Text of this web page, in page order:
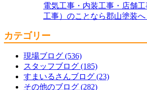
電気工事・内装工事・店舗
工事）のことなら郡山塗装へ
カテゴリー
現場ブログ (536)
スタッフブログ (185)
すまいるさんブログ (23)
その他のブログ (282)